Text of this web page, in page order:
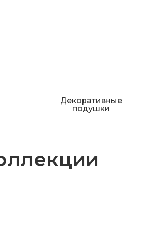
Декоративные
подушки